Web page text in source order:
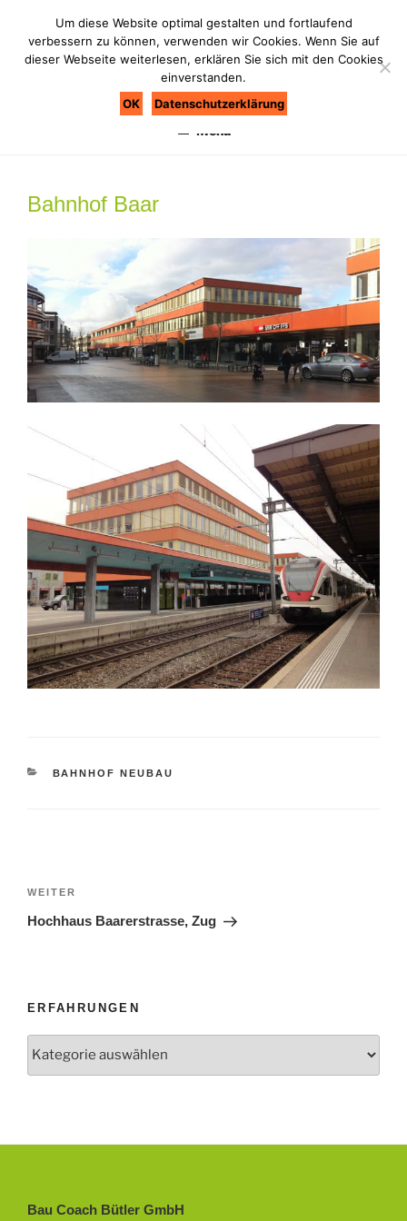
springen
BAU COACH BÜTLER
Bau nie ohne Coach
Menü
Bahnhof Baar
KATEGORIEN
BAHNHOF NEUBAU
Nächster
Beitrag
WEITER
Hochhaus Baarerstrasse, Zug
ERFAHRUNGEN
Bau Coach Bütler GmbH
Um diese Website optimal gestalten und fortlaufend
verbessern zu können, verwenden wir Cookies. Wenn Sie auf
dieser Webseite weiterlesen, erklären Sie sich mit den Cookies
einverstanden.
OK
Datenschutzerklärung